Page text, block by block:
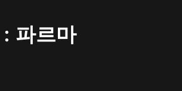
파르마